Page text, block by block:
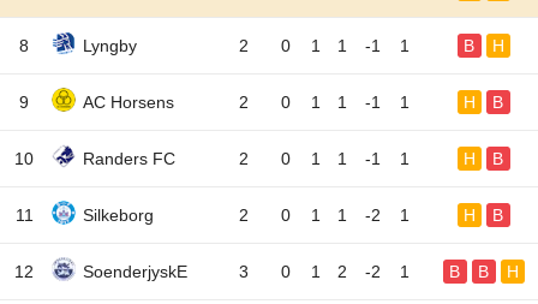
8 Lyngby 2 0 1 1 -1 1 B H
9 AC Horsens 2 0 1 1 -1 1 H B
10 Randers FC 2 0 1 1 -1 1 H B
11 Silkeborg 2 0 1 1 -2 1 H B
12 SoenderjyskE 3 0 1 2 -2 1 B B H